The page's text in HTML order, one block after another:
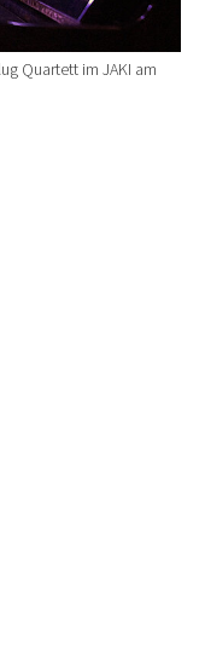
Quartett im JAKI am